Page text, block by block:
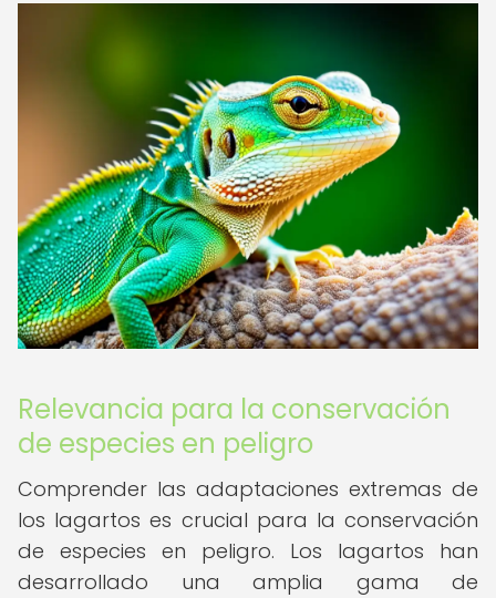
Relevancia para la conservación
de especies en peligro
Comprender las adaptaciones extremas de
los lagartos es crucial para la conservación
de especies en peligro. Los lagartos han
desarrollado una amplia gama de